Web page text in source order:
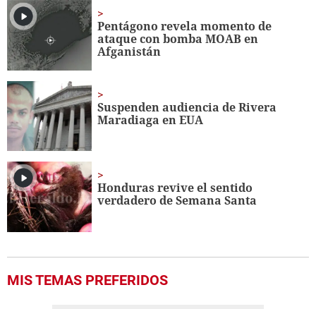
1
minute,
56
seconds
Pentágono revela momento de
ataque con bomba MOAB en
Afganistán
Suspenden audiencia de Rivera
Maradiaga en EUA
Honduras revive el sentido
verdadero de Semana Santa
MIS TEMAS PREFERIDOS